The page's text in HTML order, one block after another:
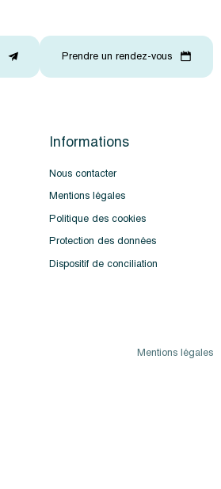
Prendre un rendez-vous
Informations
Nous contacter
Mentions légales
Politique des cookies
Protection des données
Dispositif de conciliation
Mentions légales